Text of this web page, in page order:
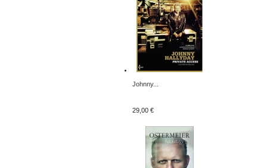
Johnny...
29,00 €